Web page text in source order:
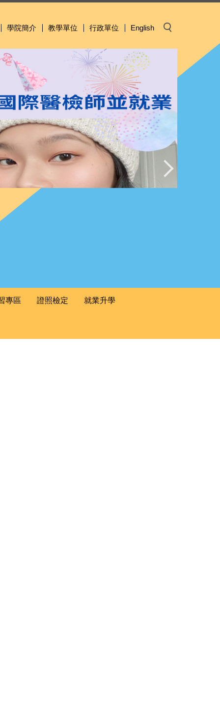
學院簡介 教學單位 行政單位 English
專區 證照檢定 就業升學